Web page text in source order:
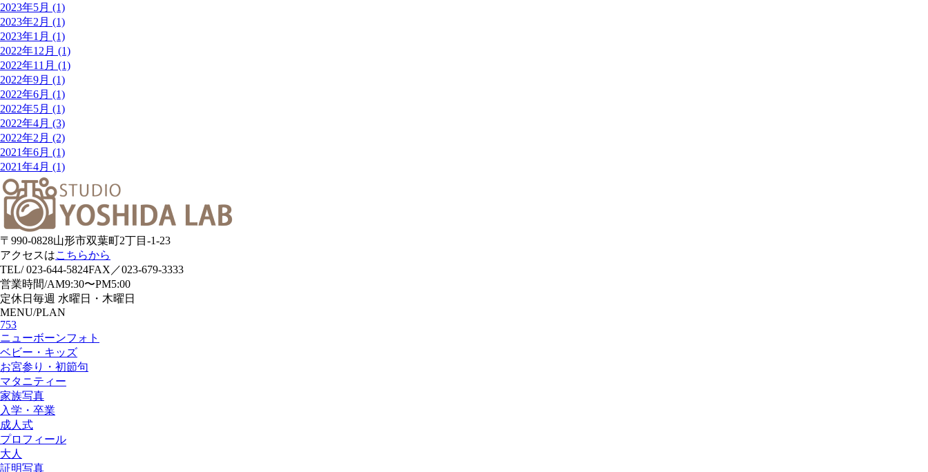
2023年5月 (1)
2023年2月 (1)
2023年1月 (1)
2022年12月 (1)
2022年11月 (1)
2022年9月 (1)
2022年6月 (1)
2022年5月 (1)
2022年4月 (3)
2022年2月 (2)
2021年6月 (1)
2021年4月 (1)
〒990-0828山形市双葉町2丁目-1-23
アクセスはこちらから
TEL/ 023-644-5824FAX／023-679-3333
営業時間/AM9:30〜PM5:00
定休日 毎週 水曜日・木曜日
MENU/PLAN
753
ニューボーンフォト
ベビー・キッズ
お宮参り・初節句
マタニティー
家族写真
入学・卒業
成人式
プロフィール
大人
証明写真